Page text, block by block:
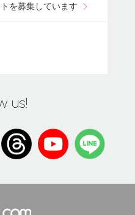
を募集しています
us!